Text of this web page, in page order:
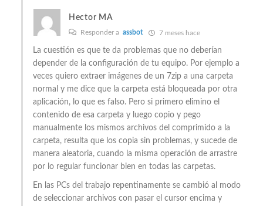
Hector MA
Responder a assbot 7 meses hace
La cuestión es que te da problemas que no deberían
depender de la configuración de tu equipo. Por ejemplo a
veces quiero extraer imágenes de un 7zip a una carpeta
normal y me dice que la carpeta está bloqueada por otra
aplicación, lo que es falso. Pero si primero elimino el
contenido de esa carpeta y luego copio y pego
manualmente los mismos archivos del comprimido a la
carpeta, resulta que los copia sin problemas, y sucede de
manera aleatoria, cuando la misma operación de arrastre
por lo regular funcionar bien en todas las carpetas.
En las PCs del trabajo repentinamente se cambió al modo
de seleccionar archivos con pasar el cursor encima y